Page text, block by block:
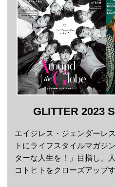
GLITTER 2023
エイジレス・ジェンダーレ
トにライフスタイルマガジ
ターな人生を！」目指し、
コトヒトをクローズアップ